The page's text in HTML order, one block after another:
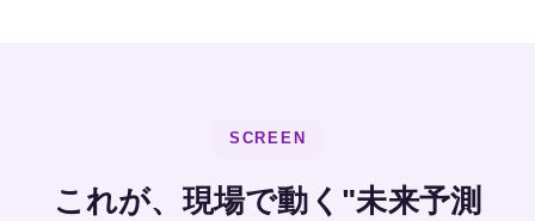
SCREEN
これが、現場で動く"未来予測